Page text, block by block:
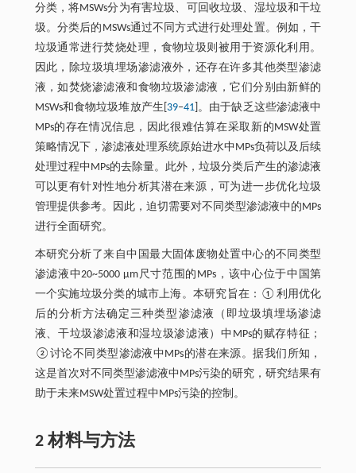
分类，将MSWs分为有害垃圾、可回收垃圾、湿垃圾和干垃
圾。分类后的MSWs通过不同方式进行处理处置。例如，干
垃圾通常进行焚烧处理，食物垃圾则被用于资源化利用。
因此，除垃圾填埋场渗滤液外，还存在许多其他类型渗滤
液，如焚烧渗滤液和食物垃圾渗滤液，它们分别由新鲜的
MSWs和食物垃圾堆放产生[ 39‒41]。由于缺乏这些渗滤液中
MPs的存在情况信息，因此很难估算在采取新的MSW处置
策略情况下，渗滤液处理系统原始进水中MPs负荷以及后续
处理过程中MPs的去除量。此外，垃圾分类后产生的渗滤液
可以更有针对性地分析其潜在来源，可为进一步优化垃圾
管理提供参考。因此，迫切需要对不同类型渗滤液中的MPs
进行全面研究。
本研究分析了来自中国最大固体废物处置中心的不同类型
渗滤液中20~5000 μm尺寸范围的MPs，该中心位于中国第
一个实施垃圾分类的城市上海。本研究旨在：①利用优化
后的分析方法确定三种类型渗滤液（即垃圾填埋场渗滤
液、干垃圾渗滤液和湿垃圾渗滤液）中MPs的赋存特征；
②讨论不同类型渗滤液中MPs的潜在来源。据我们所知，
这是首次对不同类型渗滤液中MPs污染的研究，研究结果有
助于未来MSW处置过程中MPs污染的控制。
2 材料与方法